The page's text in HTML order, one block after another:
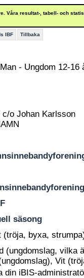
Våra resultat-, tabell- och
IBF Tillbaka
- Ungdom 12-16
o Johan Karlsson
säsong
(tröja, byxa,
(ungdomslag, vilka
Vit
din iBIS-